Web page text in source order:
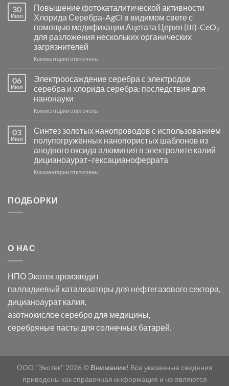
Пламенный
синтез
катализаторов
и
сенсоров
на
группы
30
Июл
Повышение фотокаталитической активности
Хлорида Серебра-AgCl в видимом свете с
помощью модификации Ацетата Церия (III)-CeO₂
для разложения нескольких органических
загрязнителей
Комментариик
фотокаталитической
активности
Хлорида
Серебра-
видимом
свете
с
помощью
модификации
отключены
06
Июл
Электроосаждение серебра с электродов
серебра и хлорида серебра: последствия для
нанонауки
Комментариик
серебра
с
электродов
серебра
и
отключены
03
Июл
Синтез золотых нанопроводов с использованием
полупогружённых нанопористых шаблонов из
анодного оксида алюминия в электролите калий
дицианоаурат–гексацианоферрата
Комментариик
оксида
в
электролите
калий
дицианоаурат–
гексацианоферрата
отключены
ПОДБОРКИ
О НАС
НПО Экотек производит
палладиевый катализаторы для нефтегазового сектора,
дицианоаурат калия
азотнокислое серебро для медицины,
серебряные пасты для солнечных батарей.
ООО "Экотек" 2026 © Внимание! Все указанные сведения
приведены как справочная информация и не являются